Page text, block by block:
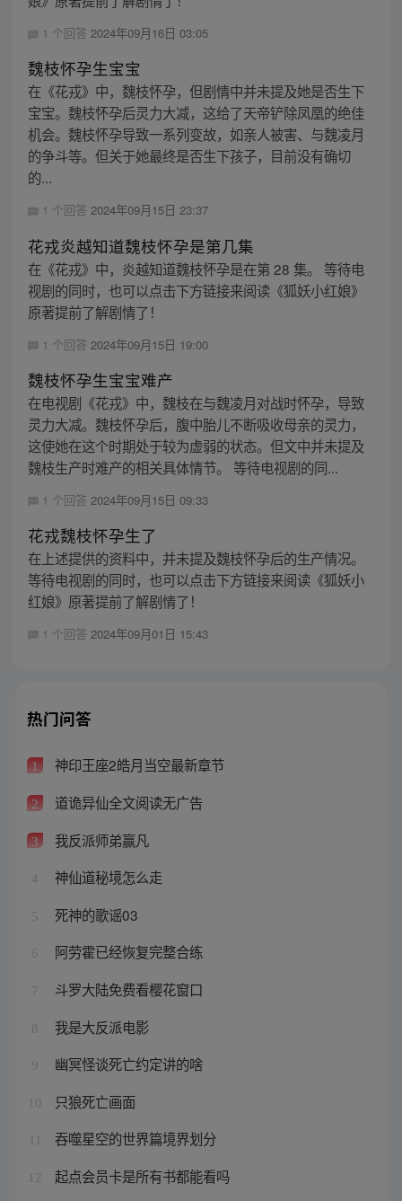
1 个回答 2024年09月16日 03:05
魏枝怀孕生宝宝
在《花戎》中，魏枝怀孕，但剧情中并未提及她是否生下
宝宝。魏枝怀孕后灵力大减，这给了天帝铲除凤凰的绝佳
机会。魏枝怀孕导致一系列变故，如亲人被害、与魏凌月
的争斗等。但关于她最终是否生下孩子，目前没有确切
的...
1 个回答 2024年09月15日 23:37
花戎炎越知道魏枝怀孕是第几集
在《花戎》中，炎越知道魏枝怀孕是在第 28 集。 等待电
视剧的同时，也可以点击下方链接来阅读《狐妖小红娘》
原著提前了解剧情了！
1 个回答 2024年09月15日 19:00
魏枝怀孕生宝宝难产
在电视剧《花戎》中，魏枝在与魏凌月对战时怀孕，导致
灵力大减。魏枝怀孕后，腹中胎儿不断吸收母亲的灵力，
这使她在这个时期处于较为虚弱的状态。但文中并未提及
魏枝生产时难产的相关具体情节。 等待电视剧的同...
1 个回答 2024年09月15日 09:33
花戎魏枝怀孕生了
在上述提供的资料中，并未提及魏枝怀孕后的生产情况。
等待电视剧的同时，也可以点击下方链接来阅读《狐妖小
红娘》原著提前了解剧情了！
1 个回答 2024年09月01日 15:43
热门问答
1 神印王座2皓月当空最新章节
2 道诡异仙全文阅读无广告
3 我反派师弟赢凡
4 神仙道秘境怎么走
5 死神的歌谣03
6 阿劳霍已经恢复完整合练
7 斗罗大陆免费看樱花窗口
8 我是大反派电影
9 幽冥怪谈死亡约定讲的啥
10 只狼死亡画面
吞噬星空的世界篇境界划分
12 起点会员卡是所有书都能看吗